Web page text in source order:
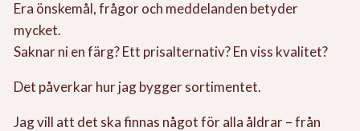
Era önskemål, frågor och meddelanden betyder
mycket.
Saknar ni en färg? Ett prisalternativ? En viss kvalitet?
Det påverkar hur jag bygger sortimentet.
Jag vill att det ska finnas något för alla åldrar – från